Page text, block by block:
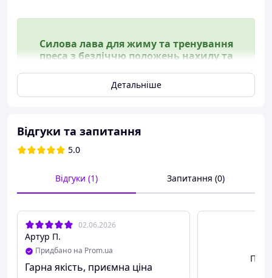
Силова лава для жиму та тренування
преса з безліччю положень нахилу та
завдовжки 90 см
🔥 Записуйтеся на наш Instagram _iks_shop —
Тренувальна
лаваTX-110B Trex
Sport
компактний тренажер для
домашніх занять. Вона
Детальніше
Відгуки та запитання
5.0
Відгуки (1) Запитання (0)
02.06.2026
Артур П.
Придбано на Prom.ua
Гарна якість, приємна ціна